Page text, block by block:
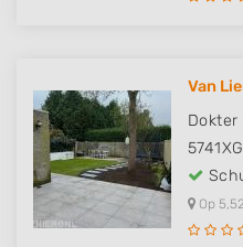
Van
Dokter
5741XG
Op